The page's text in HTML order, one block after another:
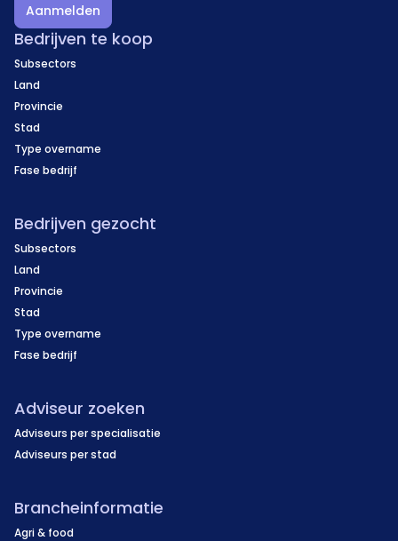
Aanmelden
Bedrijven te koop
Subsectors
Land
Provincie
Stad
Type overname
Fase bedrijf
Bedrijven gezocht
Subsectors
Land
Provincie
Stad
Type overname
Fase bedrijf
Adviseur zoeken
Adviseurs per specialisatie
Adviseurs per stad
Brancheinformatie
Agri & food